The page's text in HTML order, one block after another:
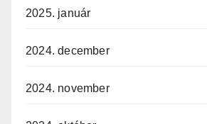
2025. január
2024. december
2024. november